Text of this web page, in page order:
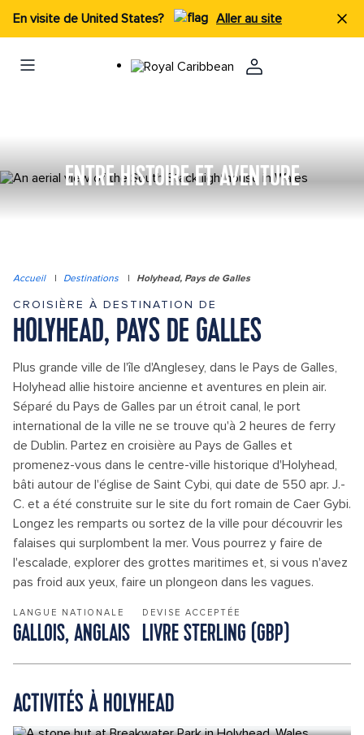
En visite de United States? Aller au site
ENTRE HISTOIRE ET AVENTURE
Accueil | Destinations | Holyhead, Pays de Galles
CROISIÈRE À DESTINATION DE
HOLYHEAD, PAYS DE GALLES
Plus grande ville de l'île d'Anglesey, dans le Pays de Galles,
Holyhead allie histoire ancienne et aventures en plein air.
Séparé du Pays de Galles par un étroit canal, le port
international de la ville ne se trouve qu'à 2 heures de ferry
de Dublin. Partez en croisière au Pays de Galles et
promenez-vous dans le centre-ville historique d'Holyhead,
bâti autour de l'église de Saint Cybi, qui date de 550 apr. J.-
C. et a été construite sur le site du fort romain de Caer Gybi.
Longez les remparts ou sortez de la ville pour découvrir les
falaises qui surplombent la mer. Vous pourrez y faire de
l'escalade, explorer des grottes maritimes et, si vous n'avez
pas froid aux yeux, faire un plongeon dans les vagues.
LANGUE NATIONALE
GALLOIS, ANGLAIS
DEVISE ACCEPTÉE
LIVRE STERLING (GBP)
ACTIVITÉS À HOLYHEAD
FAITES UN GRAND BOND DANS